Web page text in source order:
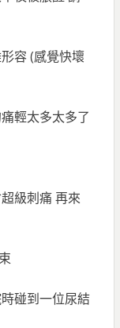
容 (感覺快壞
輕太多太多了
級刺痛 再來
碰到一位尿結